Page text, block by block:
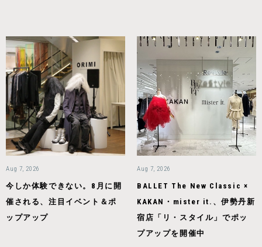
Aug 7, 2026
今しか体験できない。8月に開
催される、注目イベント＆ポ
ップアップ
Aug 7, 2026
BALLET The New Classic ×
KAKAN・mister it.、伊勢丹新
宿店「リ・スタイル」でポッ
プアップを開催中